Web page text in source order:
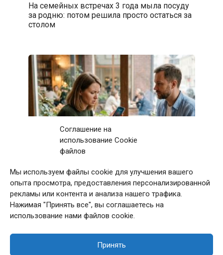
Соглашение на
использование Cookie
файлов
Мы используем файлы cookie для улучшения вашего
опыта просмотра, предоставления персонализированной
рекламы или контента и анализа нашего трафика.
Нажимая "Принять все", вы соглашаетесь на
использование нами файлов cookie.
Принять
На семейных встречах 3 года мыла посуду
за родню: потом решила просто остаться за
столом
Первое свидание с мужчиной закончилось
после 11 звонков матери: дома я приняла
непростое решение